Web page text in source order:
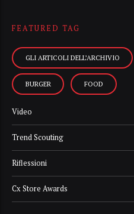
FEATURED TAG
GLI ARTICOLI DELL’ARCHIVIO
BURGER FOOD
Video
Trend Scouting
Riflessioni
Cx Store Awards